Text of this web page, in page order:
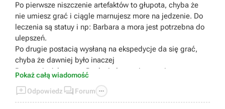
Po pierwsze niszczenie artefaktów to głupota, chyba że
nie umiesz grać i ciągle marnujesz more na jedzenie. Do
leczenia są statuy i np: Barbara a mora jest potrzebna do
ulepszeń.
Po drugie postacią wysłaną na ekspedycje da się grać,
chyba że dawniej było inaczej
Po trzecie Adventure Rank nie łączy się z poziomem, to
dlaczego ciągle wyskakuje mi abym podniósł Adventure
Rank abym mógł podnieść poziom broni,postaci itd
Po czwarte w Spiral Abyss da się leczyć jedzeniem
Pokaż całą wiadomość
Odpowiedz  Forum 